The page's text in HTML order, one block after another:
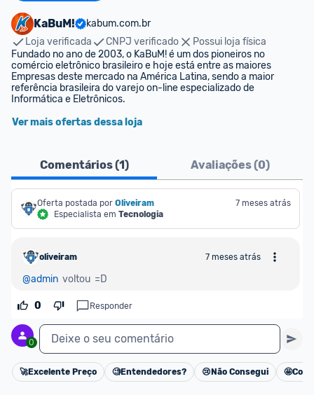
KaBuM!
kabum.com.br
Loja verificada
CNPJ verificado
Possui loja física
Fundado no ano de 2003, o KaBuM! é um dos pioneiros no
comércio eletrônico brasileiro e hoje está entre as maiores
Empresas deste mercado na América Latina, sendo a maior
referência brasileira do varejo on-line especializado de
Informática e Eletrônicos.
Ver mais ofertas dessa loja
Comentários (1) Avaliações (0)
Oferta postada por Oliveiram
Especialista em Tecnologia
7 meses atrás
oliveiram 7 meses atrás
@admin
  voltou  =D
0 Responder
0 Deixe o seu comentário
Cancelar
🚀Excelente Preço 🧐Entendedores? 😢 Não Consegui 🤩